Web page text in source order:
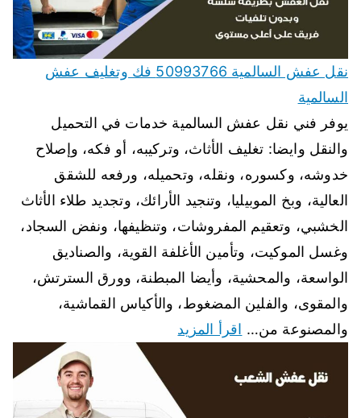
نقل عفش السالمية 50993766 فك وتغليف عفش
السالمية
يوفر فني نقل عفش السالمية خدمات في التحميل
والنقل وايضا: تغليف الأثاث، وتركيبه، أو فكه، وإصلاح
خدوشه، وكسوره، ونقله، وتحميله، ورفعه للشقق
العالية، وبخ الموبيليا، وتنجيد الأرائك، وتجديد طلاء الأثاث
الخشبي، وتعقيم المفروشات، وتنظيفها، ونفض السجاد،
وغسل الموكيت، وتأمين الأغلفة القوية، والصناديق
الواسعة، والمحشية، وأيضا المبطنة، وورق السترتش،
والمقوى، والفلين المضغوط، والأكياس القماشية،
والمصنوعة من… اقرأ المزيد